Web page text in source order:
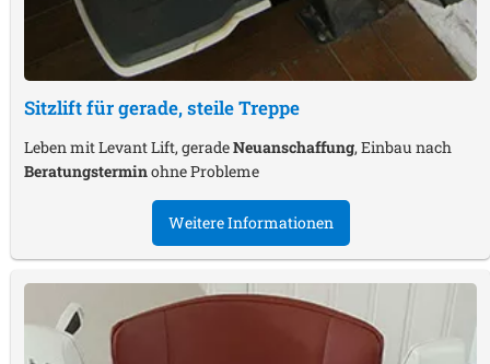
Sitzlift für gerade, steile Treppe
Leben mit Levant Lift, geradeNeuanschaffung, Einbau nach
Beratungsterminohne Probleme
Weitere Informationen